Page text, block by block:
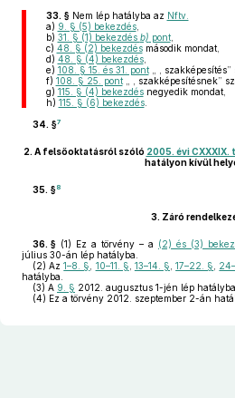
33. §Nem lép hatályba az Nftv.
a) 9. § (5) bekezdés,
b) 31. § (1) bekezdés b) pont,
c) 48. § (2) bekezdésmásodik mondat,
d) 48. § (4) bekezdés,
e) 108. § 15. és 31. pont„ , szakképesítés”
f) 108. § 25. pont„ , szakképesítésnek”
g) 115. § (4) bekezdésnegyedik mondat,
h) 115. § (6) bekezdés.
34. §7
2. A felsőoktatásról szóló 2005. évi CXXXIX.
hatályon kívül
35. §8
3. Záró
36. § (1) Ez a törvény – a (2) és (3)
július 30-án lép hatályba.
(2) Az1–8. § 10–11. § 13–14. § ,17–22. §
hatályba.
(3) A 9. § 2012. augusztus 1-jén lép hatályba.
(4) Ez a törvény 2012. szeptember 2-án